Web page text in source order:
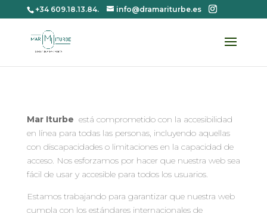
+34 609.18.13.84. info@dramariturbe.es
Mar Iturbe está comprometido con la accesibilidad
en línea para todas las personas, incluyendo aquellas
con discapacidades o limitaciones en la capacidad de
acceso. Nos esforzamos por hacer que nuestra web sea
fácil de usar y accesible para todos los usuarios.
Estamos trabajando para garantizar que nuestra web
cumpla con los estándares internacionales de